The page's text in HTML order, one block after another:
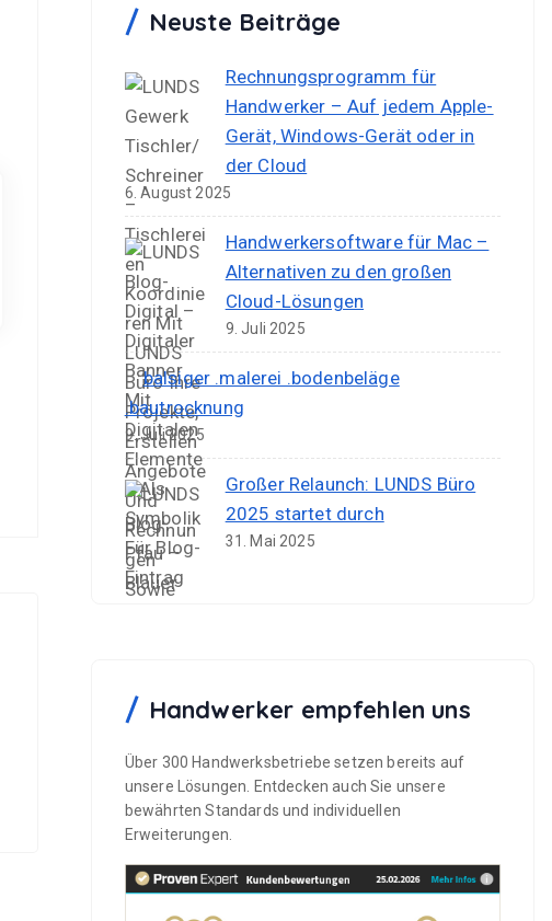
Neuste Beiträge
Rechnungsprogramm für
Handwerker – Auf jedem Apple-
Gerät, Windows-Gerät oder in
der Cloud
6. August 2025
Handwerkersoftware für Mac –
Alternativen zu den großen
Cloud-Lösungen
9. Juli 2025
balsiger .malerei .bodenbeläge
.bautrocknung
9. Juli 2025
Großer Relaunch: LUNDS Büro
2025 startet durch
31. Mai 2025
Handwerker empfehlen uns
Über 300 Handwerksbetriebe setzen bereits auf
unsere Lösungen. Entdecken auch Sie unsere
bewährten Standards und individuellen
Erweiterungen.